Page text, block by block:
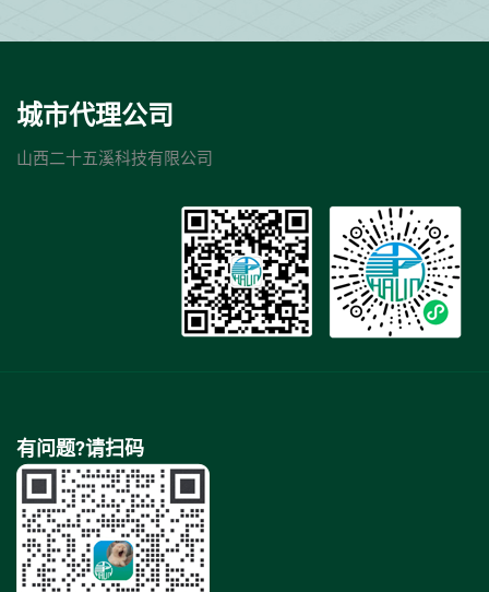
城市代理公司
山西二十五溪科技有限公司
有问题?请扫码